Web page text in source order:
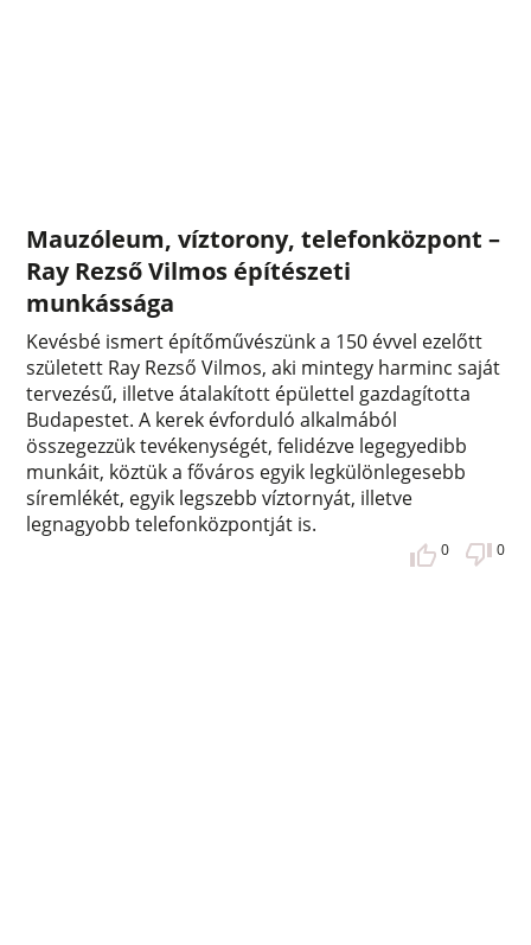
Mauzóleum, víztorony, telefonközpont –
Ray Rezső Vilmos építészeti
munkássága
Kevésbé ismert építőművészünk a 150 évvel ezelőtt
született Ray Rezső Vilmos, aki mintegy harminc saját
tervezésű, illetve átalakított épülettel gazdagította
Budapestet. A kerek évforduló alkalmából
összegezzük tevékenységét, felidézve legegyedibb
munkáit, köztük a főváros egyik legkülönlegesebb
síremlékét, egyik legszebb víztornyát, illetve
legnagyobb telefonközpontját is.
0 0